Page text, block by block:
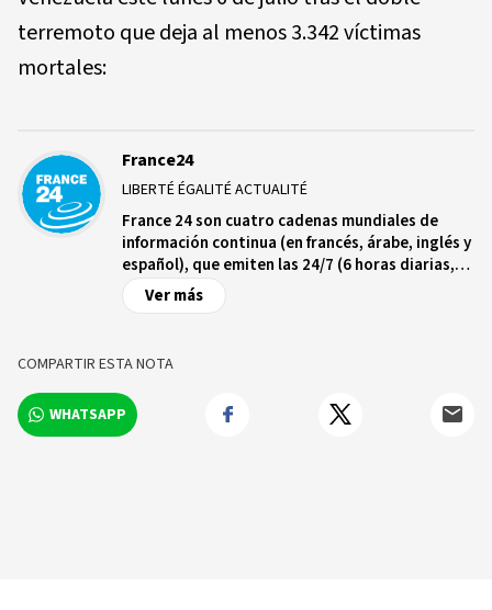
terremoto que deja al menos 3.342 víctimas
mortales:
France24
LIBERTÉ ÉGALITÉ ACTUALITÉ
France 24 son cuatro cadenas mundiales de
información continua (en francés, árabe, inglés y
español), que emiten las 24/7 (6 horas diarias,
para la cadena en español) en 355 millones de
hogares en los 5 continentes.
Ver más
COMPARTIR ESTA NOTA
WHATSAPP